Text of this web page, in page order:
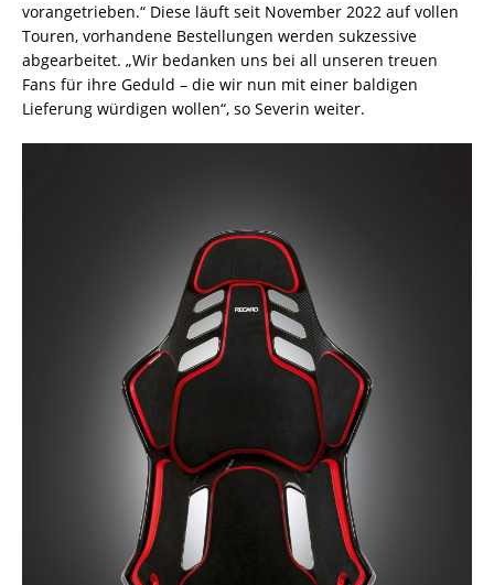
vorangetrieben.“ Diese läuft seit November 2022 auf vollen
Touren, vorhandene Bestellungen werden sukzessive
abgearbeitet. „Wir bedanken uns bei all unseren treuen
Fans für ihre Geduld – die wir nun mit einer baldigen
Lieferung würdigen wollen“, so Severin weiter.